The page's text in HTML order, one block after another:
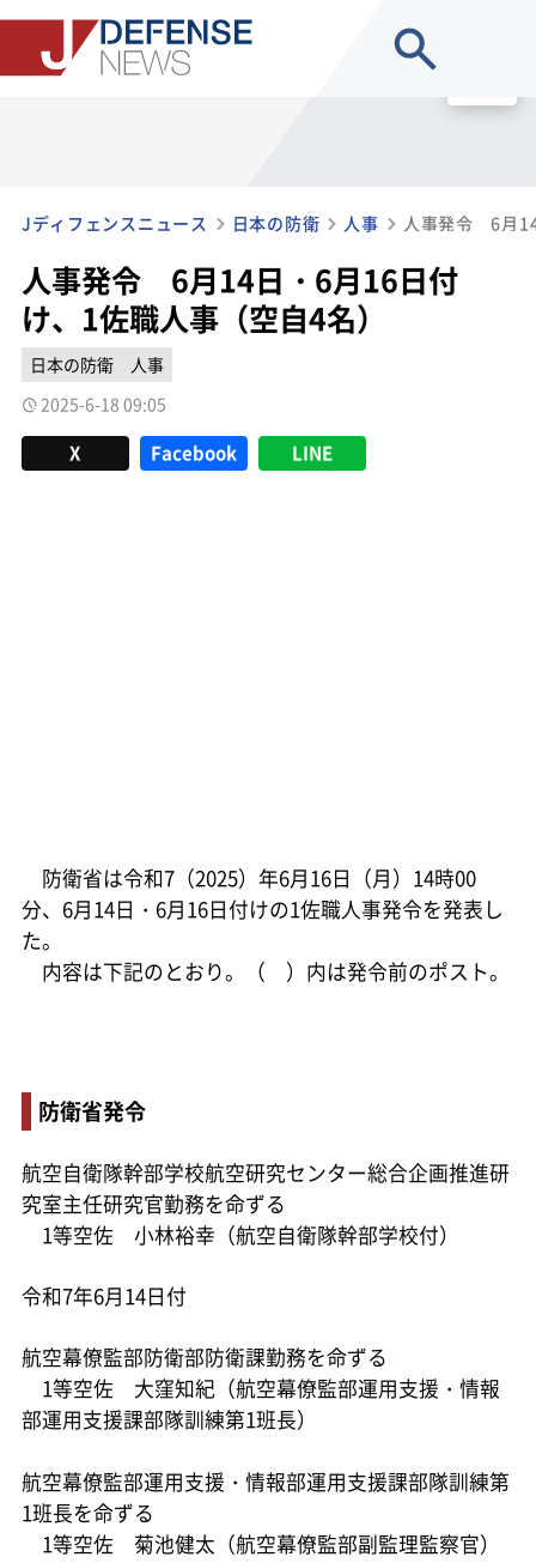
Jディフェンスニュース 日本の防衛 人事
人事発令 6月14日・6月16日付
け、1佐職人事（空自4名）
日本の防衛
人事
2025-6-18 09:05
X Facebook LINE
防衛省は令和7（2025）年6月16日（月）14時00
分、6月14日・6月16日付けの1佐職人事発令を発表し
た。
内容は下記のとおり。（ ）内は発令前のポスト。
防衛省発令
航空自衛隊幹部学校航空研究センター総合企画推進研
究室主任研究官勤務を命ずる
1等空佐 小林裕幸（航空自衛隊幹部学校付）
令和7年6月14日付
航空幕僚監部防衛部防衛課勤務を命ずる
1等空佐 大窪知紀（航空幕僚監部運用支援・情報
部運用支援課部隊訓練第1班長）
航空幕僚監部運用支援・情報部運用支援課部隊訓練第
1班長を命ずる
1等空佐 菊池健太（航空幕僚監部副監理監察官）